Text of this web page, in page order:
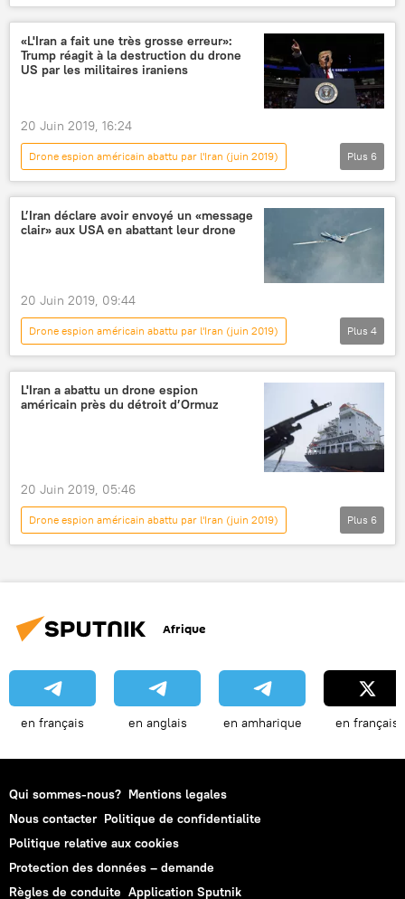
International
Actualités
Pentagone
missiles
tir
drone
États-Unis
Iran
«L'Iran a fait une très grosse erreur»:
Trump réagit à la destruction du drone
US par les militaires iraniens
20 Juin 2019, 16:24
Drone espion américain abattu par l'Iran (juin 2019)
International
Actualités
Donald Trump
États-Unis
drone
Plus 6
L’Iran déclare avoir envoyé un «message
clair» aux USA en abattant leur drone
20 Juin 2019, 09:44
Drone espion américain abattu par l'Iran (juin 2019)
International
Actualités
Iran
États-Unis
Plus 4
L'Iran a abattu un drone espion
américain près du détroit d’Ormuz
20 Juin 2019, 05:46
Drone espion américain abattu par l'Iran (juin 2019)
International
Actualités
États-Unis
Plus 6
Afrique
en français en anglais en amharique en français
Qui sommes-nous? Mentions legales
Nous contacter Politique de confidentialite
Politique relative aux cookies
Protection des données – demande
Règles de conduite Application Sputnik